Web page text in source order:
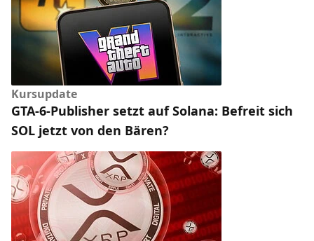
Kursupdate
GTA-6-Publisher setzt auf Solana: Befreit sich
SOL jetzt von den Bären?